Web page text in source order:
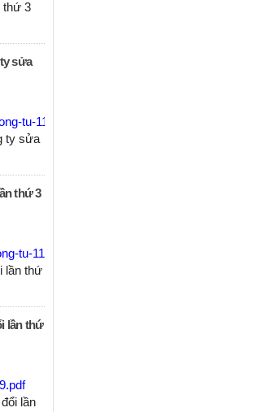
thứ 3
sửa
tu-116-28062021.pdf
ty sửa
thứ 3
tu-116.pdf
lần thứ
lần thứ
lần